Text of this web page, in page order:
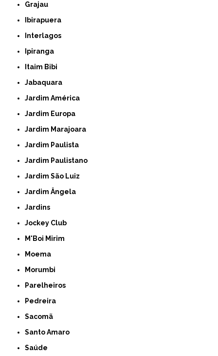
Grajau
Ibirapuera
Interlagos
Ipiranga
Itaim Bibi
Jabaquara
Jardim América
Jardim Europa
Jardim Marajoara
Jardim Paulista
Jardim Paulistano
Jardim São Luiz
Jardim Ângela
Jardins
Jockey Club
M'Boi Mirim
Moema
Morumbi
Parelheiros
Pedreira
Sacomã
Santo Amaro
Saúde